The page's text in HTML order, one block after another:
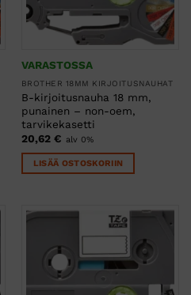
VARASTOSSA
BROTHER 18MM KIRJOITUSNAUHAT
B-kirjoitusnauha 18 mm,
punainen – non-oem,
tarvikekasetti
20,62 € alv 0%
LISÄÄ OSTOSKORIIN